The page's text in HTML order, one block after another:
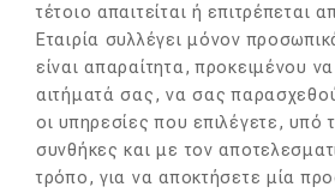
τέτοιο απαιτείται ή επιτρέπεται
Εταιρία συλλέγει μόνον
είναι απαραίτητα, προκειμένου
αιτήματά σας, να σας
οι υπηρεσίες που επιλέγετε, υπό
συνθήκες και με τον
τρόπο, για να αποκτήσετε μία